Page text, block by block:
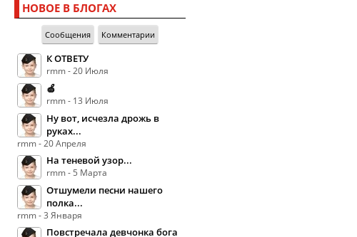
НОВОЕ В БЛОГАХ
Сообщения Комментарии
К ОТВЕТУ
rmm - 20 Июля
🍏
rmm - 13 Июля
Ну вот, исчезла дрожь в
руках...
rmm - 20 Апреля
На теневой узор...
rmm - 5 Марта
Отшумели песни нашего
полка...
rmm - 3 Января
Повстречала девчонка бога